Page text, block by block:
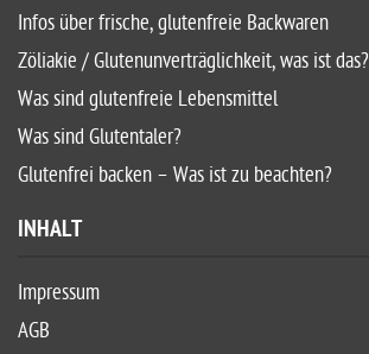
Infos über frische, glutenfreie Backwaren
Zöliakie / Glutenunverträglichkeit, was ist das?
Was sind glutenfreie Lebensmittel
Was sind Glutentaler?
Glutenfrei backen – Was ist zu beachten?
INHALT
Impressum
AGB